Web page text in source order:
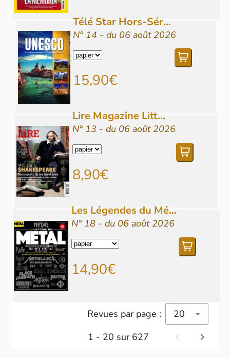
Télé Star Hors-Sér...
N° 14 - du 06 août 2026
15,90€
Lire Magazine Litt...
N° 13 - du 06 août 2026
8,90€
Les Légendes du Mé...
N° 18 - du 06 août 2026
14,90€
Revues par page :
20
1 - 20 sur 627